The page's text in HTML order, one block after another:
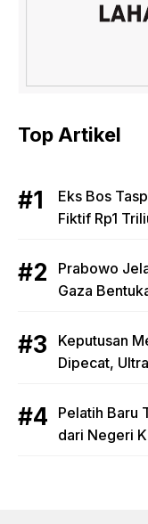
Top Artikel
Eks Bos
Fiktif Rp1
Prabowo
Gaza
Keputusan
Dipecat,
Pelatih Baru
dari Negeri